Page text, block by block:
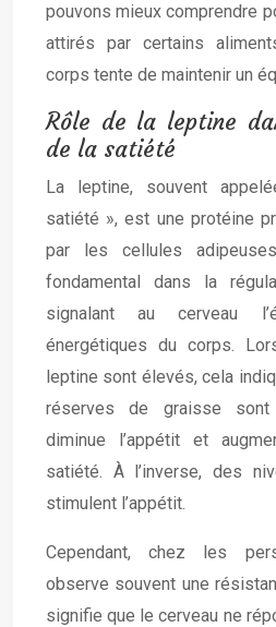
pouvons mieux comprendre
attirés par certains
corps tente de maintenir un
Rôle de la leptine
de la satiété
La leptine, souvent
satiété », est une protéine
par les cellules
fondamental dans la
signalant au cerveau
énergétiques du corps.
leptine sont élevés, cela
réserves de graisse
diminue l’appétit et
satiété. À l’inverse, des
stimulent l’appétit.
Cependant, chez les
observe souvent une
signifie que le cerveau ne